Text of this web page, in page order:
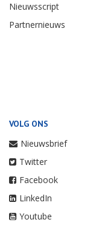
Nieuwsscript
Partnernieuws
VOLG ONS
Nieuwsbrief
Twitter
Facebook
LinkedIn
Youtube